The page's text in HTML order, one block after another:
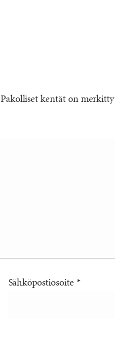
Pakolliset kentät on merkitty
Sähköpostiosoite *